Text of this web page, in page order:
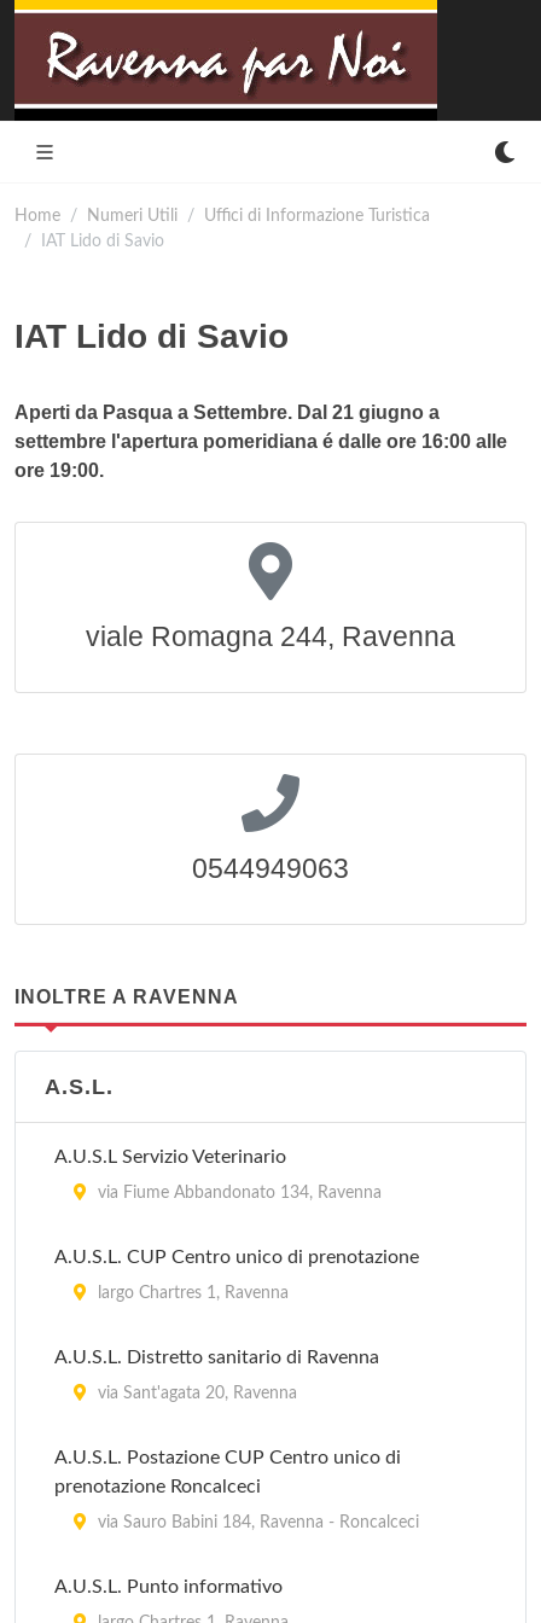
Home Numeri Utili
Uffici di Informazione Turistica
IAT Lido di Savio
IAT Lido di Savio
Aperti da Pasqua a Settembre. Dal 21 giugno a
settembre l'apertura pomeridiana é dalle ore 16:00 alle
ore 19:00.
viale Romagna 244, Ravenna
0544949063
INOLTRE A RAVENNA
A.S.L.
A.U.S.L Servizio Veterinario
via Fiume Abbandonato 134, Ravenna
A.U.S.L. CUP Centro unico di prenotazione
largo Chartres 1, Ravenna
A.U.S.L. Distretto sanitario di Ravenna
via Sant'agata 20, Ravenna
A.U.S.L. Postazione CUP Centro unico di
prenotazione Roncalceci
via Sauro Babini 184, Ravenna - Roncalceci
A.U.S.L. Punto informativo